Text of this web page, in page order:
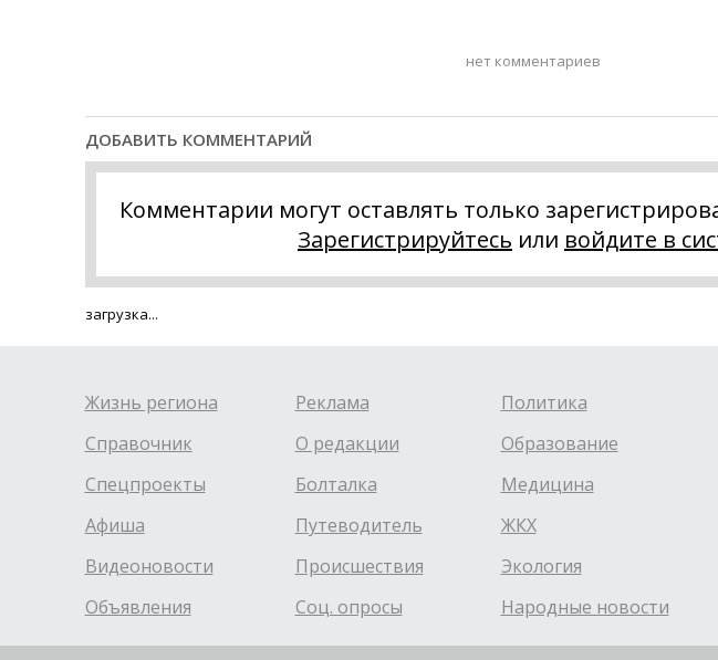
нет комментариев
ДОБАВИТЬ КОММЕНТАРИЙ
Комментарии могут оставлять только
Зарегистрируйтесь или войдите в
загрузка...
Жизнь региона
Справочник
Спецпроекты
Афиша
Видеоновости
Объявления
Реклама
О редакции
Болталка
Путеводитель
Происшествия
Соц. опросы
Политика
Образование
Медицина
ЖКХ
Экология
Народные новости